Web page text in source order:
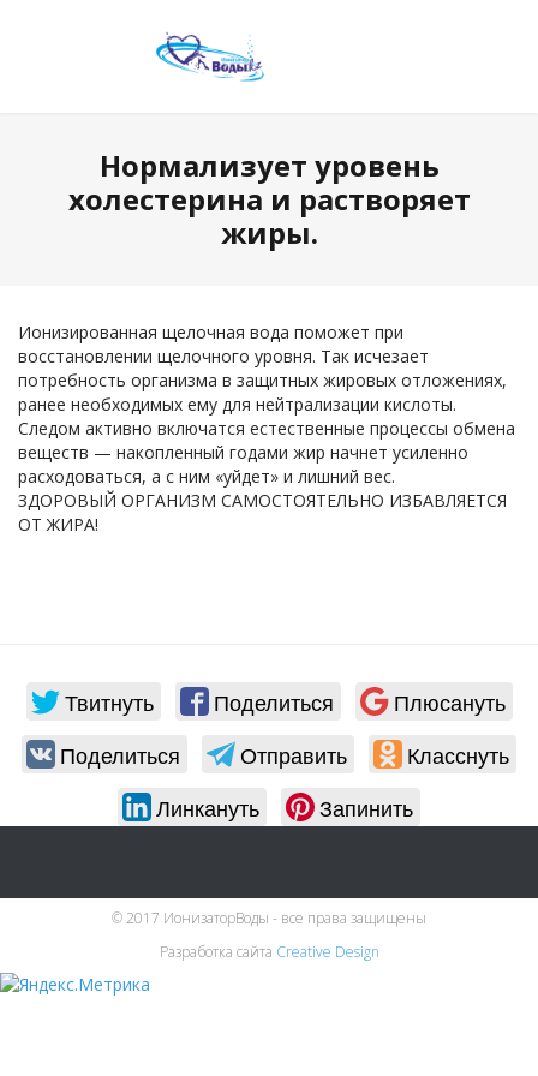
Нормализует уровень
холестерина и растворяет
жиры.
Ионизированная щелочная вода поможет при
восстановлении щелочного уровня. Так исчезает
потребность организма в защитных жировых отложениях,
ранее необходимых ему для нейтрализации кислоты.
Следом активно включатся естественные процессы обмена
веществ — накопленный годами жир начнет усиленно
расходоваться, а с ним «уйдет» и лишний вес.
ЗДОРОВЫЙ ОРГАНИЗМ САМОСТОЯТЕЛЬНО ИЗБАВЛЯЕТСЯ
ОТ ЖИРА!
Твитнуть Поделиться
Плюсануть
Поделиться
Отправить
Класснуть
Линкануть
Запинить
© 2017 ИонизаторВоды - все права защищены
Разработка сайта Creative Design